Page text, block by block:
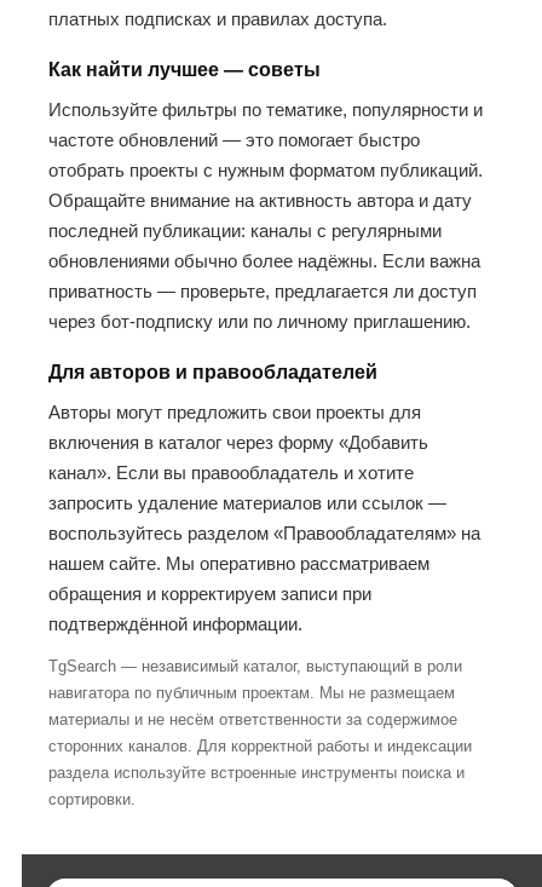
платных подписках и правилах доступа.
Как найти лучшее — советы
Используйте фильтры по тематике, популярности и
частоте обновлений — это помогает быстро
отобрать проекты с нужным форматом публикаций.
Обращайте внимание на активность автора и дату
последней публикации: каналы с регулярными
обновлениями обычно более надёжны. Если важна
приватность — проверьте, предлагается ли доступ
через бот-подписку или по личному приглашению.
Для авторов и правообладателей
Авторы могут предложить свои проекты для
включения в каталог через форму «Добавить
канал». Если вы правообладатель и хотите
запросить удаление материалов или ссылок —
воспользуйтесь разделом «Правообладателям» на
нашем сайте. Мы оперативно рассматриваем
обращения и корректируем записи при
подтверждённой информации.
TgSearch — независимый каталог, выступающий в роли
навигатора по публичным проектам. Мы не размещаем
материалы и не несём ответственности за содержимое
сторонних каналов. Для корректной работы и индексации
раздела используйте встроенные инструменты поиска и
сортировки.